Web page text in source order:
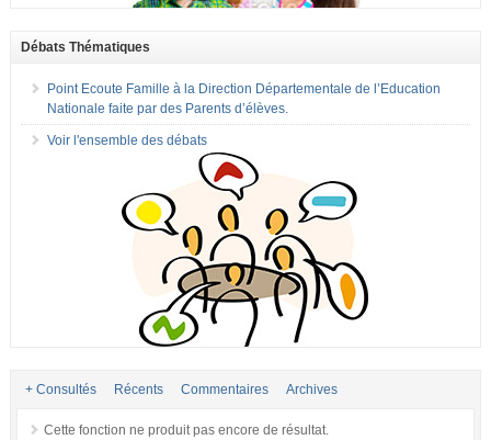
Débats Thématiques
Point Ecoute Famille à la Direction Départementale de l’Education
Nationale faite par des Parents d’élèves.
Voir l'ensemble des débats
+ Consultés Récents Commentaires Archives
Cette fonction ne produit pas encore de résultat.